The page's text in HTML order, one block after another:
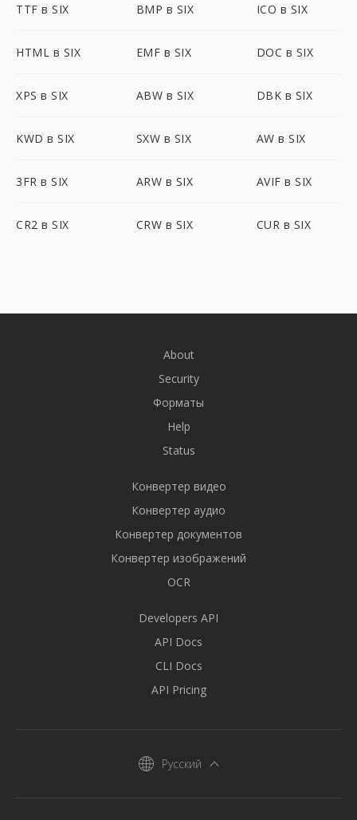
TTF в SIX BMP в SIX ICO в SIX
HTML в SIX EMF в SIX DOC в SIX
XPS в SIX ABW в SIX DBK в SIX
KWD в SIX SXW в SIX AW в SIX
3FR в SIX ARW в SIX AVIF в SIX
CR2 в SIX CRW в SIX CUR в SIX
About
Security
Форматы
Help
Status
Конвертер видео
Конвертер аудио
Конвертер документов
Конвертер изображений
OCR
Developers API
API Docs
CLI Docs
API Pricing
Русский